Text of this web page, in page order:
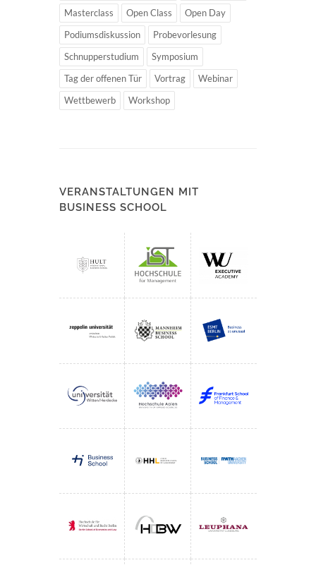
Masterclass
Open Class
Open Day
Podiumsdiskussion
Probevorlesung
Schnupperstudium
Symposium
Tag der offenen Tür
Vortrag
Webinar
Wettbewerb
Workshop
VERANSTALTUNGEN MIT
BUSINESS SCHOOL